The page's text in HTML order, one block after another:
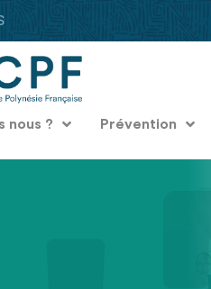
nous ? Prévention